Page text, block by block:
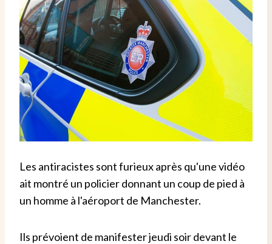
Les antiracistes sont furieux après qu'une vidéo
ait montré un policier donnant un coup de pied à
un homme à l'aéroport de Manchester.
Ils prévoient de manifester jeudi soir devant le